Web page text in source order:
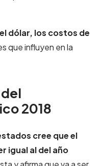
dólar, los costos de
que influyen en la
2018
cree que el
igual al del año